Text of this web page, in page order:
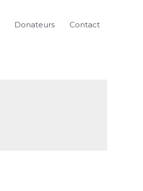
Donateurs Contact